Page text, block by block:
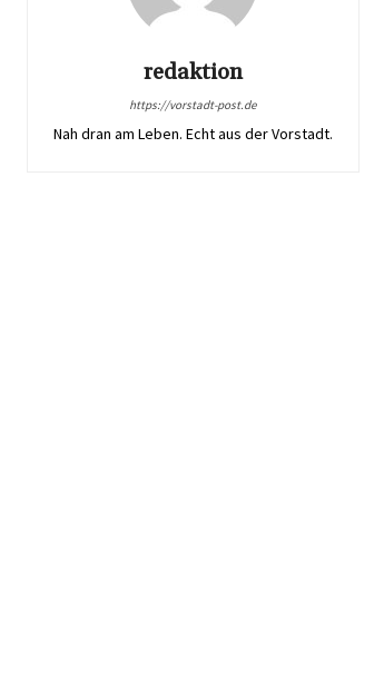
redaktion
https://vorstadt-post.de
Nah dran am Leben. Echt aus der Vorstadt.